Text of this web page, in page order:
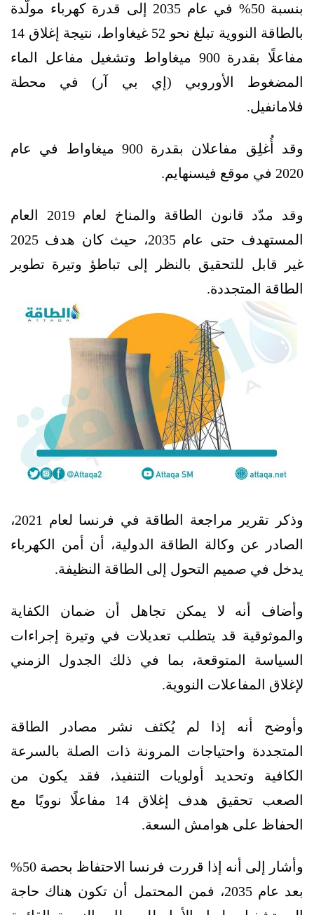
بنسبة 50% في عام 2035 إلى قدرة كهرباء مولَّدة
بالطاقة النووية تبلغ نحو 52 غيغاواط، نتيجة إغلاق 14
مفاعلًا بقدرة 900 ميغاواط وتشغيل مفاعل الماء
المضغوط الأوروبي (إي بي آر) في محطة
فلامانفيل.
وقد أُغلِق مفاعلان بقدرة 900 ميغاواط في عام
2020 في موقع فيسنهايم.
وقد مدّد قانون الطاقة والمناخ لعام 2019 العام
المستهدف حتى عام 2035، حيث كان هدف 2025
غير قابل للتحقيق بالنظر إلى تباطؤ وتيرة تطوير
الطاقة المتجددة.
وذكر تقرير مراجعة الطاقة في فرنسا لعام 2021،
الصادر عن وكالة الطاقة الدولية، أن أمن الكهرباء
يدخل في صميم التحول إلى الطاقة النظيفة.
وأضاف أنه لا يمكن تجاهل أن ضمان الكفاية
والموثوقية قد يتطلب تعديلات في وتيرة إجراءات
السياسة المتوقعة، بما في ذلك الجدول الزمني
لإغلاق المفاعلات النووية.
وأوضح أنه إذا لم يُكثف نشر مصادر الطاقة
المتجددة واحتياجات المرونة ذات الصلة بالسرعة
الكافية وتحديد أولويات التنفيذ، فقد يكون من
الصعب تحقيق هدف إغلاق 14 مفاعلًا نوويًا مع
الحفاظ على هوامش السعة.
وأشار إلى أنه إذا قررت فرنسا الاحتفاظ بحصة 50%
بعد عام 2035، فمن المحتمل أن تكون هناك حاجة